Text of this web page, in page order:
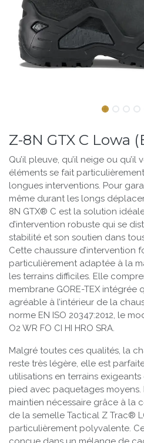
Z-8N GTX C Lowa
Qu’il pleuve, qu’il neige ou qu’il
éléments se fait
longues interventions. Pour
même durant les longs
8N GTX® C est la solution
d’intervention robuste qui se
stabilité et son soutien dans
Cette chaussure d’intervention
particulièrement adaptée à la
les terrains difficiles. Elle
membrane GORE-TEX intégrée
agréable à l’intérieur de la
norme EN ISO 20347:2012, le
O2 WR FO CI HI HRO SRA.
Malgré toutes ces qualités, la
reste très légère, elle est
utilisations en terrains
pied avec paquetages
maintien nécessaire grâce à la
de la semelle Tactical Z Trac®
particulièrement polyvalente.